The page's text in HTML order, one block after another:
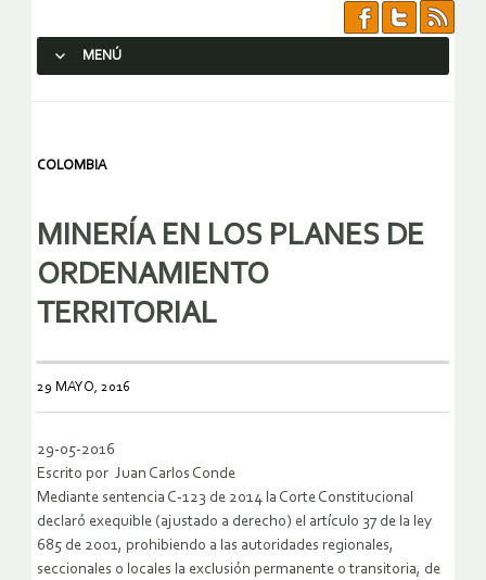
MENÚ
COLOMBIA
MINERÍA EN LOS PLANES DE
ORDENAMIENTO
TERRITORIAL
29 MAYO, 2016
29-05-2016
Escrito por Juan Carlos Conde
Mediante sentencia C-123 de 2014 la Corte Constitucional
declaró exequible (ajustado a derecho) el artículo 37 de la ley
685 de 2001, prohibiendo a las autoridades regionales,
seccionales o locales la exclusión permanente o transitoria, de